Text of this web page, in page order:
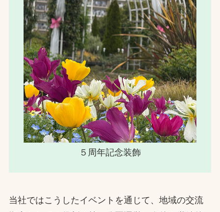
５周年記念装飾
当社ではこうしたイベントを通じて、地域の交流